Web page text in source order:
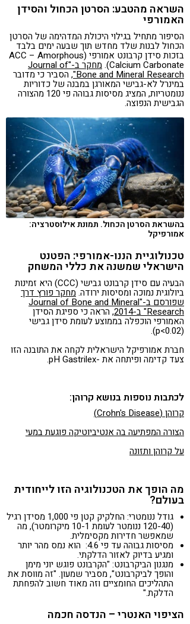
השראה מהטבע: הסרטן הכחול והסידן
האמורפי
הסיפור מתחיל בגילוי היכולת המדהימה של הסרטן
הכחול לבנות שלד מחדש תוך שבעה ימים בלבד
בזכות סידן קרבונט אמורפי (ACC – Amorphous
Calcium Carbonate). מחקר ב-"Journal of
Bone and Mineral Research" , הסביר כי מדובר
במינרל לא-גבישי המאורגן במבנה של כדוריות
ננומטריות, המציג מסיסות גבוהה פי 120 מהצורה
הגבישית הנפוצה.
בהשראת הסרטן הכחול. תמונת אילוסטרציה:
אמורפיקל
טכנולוגיית הננו-אמורפי: הפטנט
הישראלי שמשנה את כללי המשחק
הבעיה עם סידן קרבונט גבישי (CCC) היא זמינות
ביולוגית נמוכה ומסיסות ירודה.מחקר פורץ דרך
שפורסם ב-"Journal of Bone and Mineral
Research" ב-2014 , הראה כי ספיגת הסידן
האמורפי הוכפלה בממוצע לעומת סידן גבישי
(p<0.02).
חברת אמורפיקל הישראלית לקחה את התובנה הזו
צעד קדימה ופיתחה את -pH Gastrilex.
לכתבות נוספות בנושא קרוהן:
קרוהן (Crohn's Disease)
הצורה המפתיעה בה אנטיביוטיקה פוגעת במעי
על קרוהן ותזונה
מה הופך את הטכנולוגיה הזו לייחודית
בעולם?
גודל ננומטרי: החלקיק קטן פי 1,000 מסידן רגיל
(120-40 ננומטר לעומת 10-1 מיקרומטר), מה
שמאפשר חדירות מקסימלית.
מסיסות גבוהה עד פי 4.6: הוא נמס מהר יותר
ומגיע בדיוק לאזור הדלקתי.
מנגנון הביקרבונט: "הקרבונט פוגש יוני מימן
והופך לביקרבונט", מסביר שמעון. "זה מווסת את
התהליכים החומציים וזה מאוד חשוב להפחתת
הדלקת."
הציפוי האנטרי – הנדסה חכמה